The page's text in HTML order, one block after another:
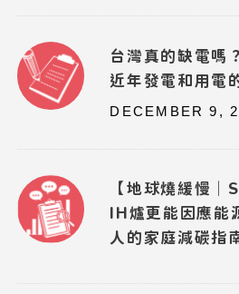
台灣真的缺電嗎
近年發電和用電
DECEMBER 9,
【地球燒緩慢｜
IH爐更能因應能
人的家庭減碳指